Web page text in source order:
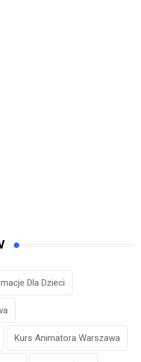
Dla Dzieci
Kurs Animatora Warszawa